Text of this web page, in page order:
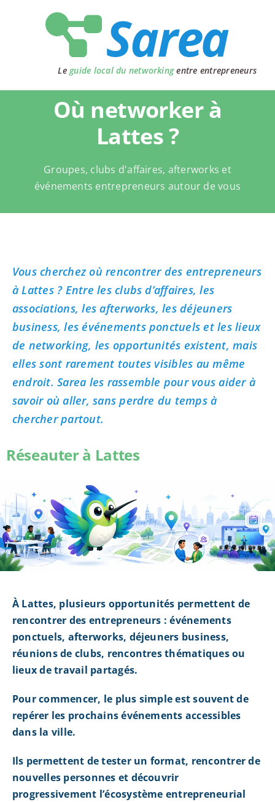
Le guide local du networkingentre entrepreneurs
Où networker à
Lattes ?
Groupes, clubs d'affaires, afterworks et
événements entrepreneurs autour de vous
Vous cherchez où rencontrer des entrepreneurs
à Lattes ? Entre les clubs d’affaires, les
associations, les afterworks, les déjeuners
business, les événements ponctuels et les lieux
de networking, les opportunités existent, mais
elles sont rarement toutes visibles au même
endroit. Sarea les rassemble pour vous aider à
savoir où aller, sans perdre du temps à
chercher partout.
Réseauter à Lattes
À Lattes, plusieurs opportunités permettent de
rencontrer des entrepreneurs : événements
ponctuels, afterworks, déjeuners business,
réunions de clubs, rencontres thématiques ou
lieux de travail partagés.
Pour commencer, le plus simple est souvent de
repérer les prochains événements accessibles
dans la ville.
Ils permettent de tester un format, rencontrer de
nouvelles personnes et découvrir
progressivement l’écosystème entrepreneurial